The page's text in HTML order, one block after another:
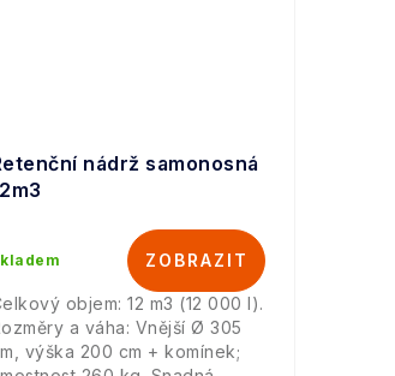
nádrž samonosná
objem: 12 m3 (12 000 l).
a váha: Vnější Ø 305
výška 200 cm + komínek;